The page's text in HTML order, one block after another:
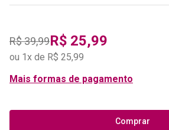
R$39,99R$ 25,99
ou 1 x de R$ 25,99
Mais formas de pagamento
Comprar